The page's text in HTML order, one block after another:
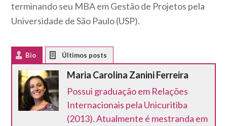
terminando seu MBA em Gestão de Projetos pela
Universidade de São Paulo (USP).
Bio
Maria Carolina Zanini Ferreira
Possui graduação em Relações
Internacionais pela Unicuritiba
(2013). Atualmente é mestranda em